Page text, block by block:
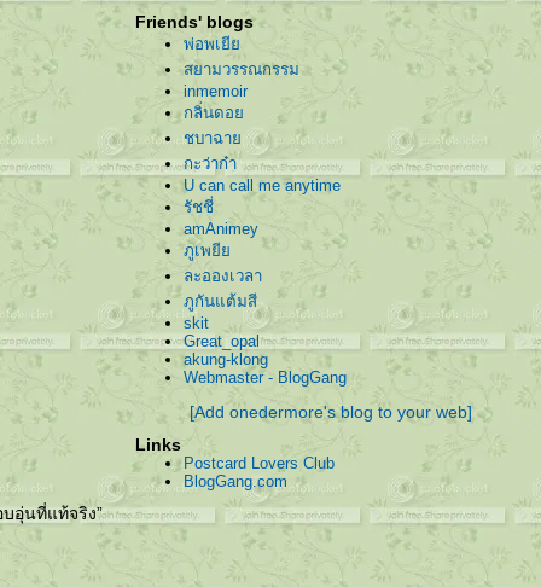
อุ่นที่แท้จริง”
Friends' blogs
พ่อพเยี
สยามวรรณกรรม
inmemoir
กลิ่นดอ
ชบาฉา
กะว่าก๋า
U can call me anytime
รัชชี่
amAnimey
ภูเพยี
ละอองเวลา
ภูกันแต้มสี
skit
Great_opal
akung-klong
Webmaster - BlogGang
[Add onedermore's blog to your web]
Links
Postcard Lovers Club
BlogGang.com